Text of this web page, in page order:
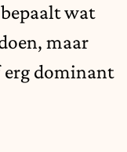
wat
maar
erg dominant